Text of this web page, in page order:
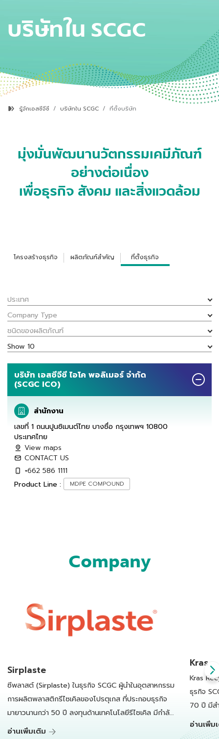
บริษัทในSCGC
รู้จักเอสซีจีซี บริษัทใน SCGC ที่ตั้งบริษัท
มุ่งมั่นพัฒนานวัตกรรมเคมีภัณฑ์
อย่างต่อเนื่อง
เพื่อธุรกิจ สังคม และสิ่งแวดล้อม
โครงสร้างธุรกิจ ผลิตภัณฑ์สำคัญ ที่ตั้งธุรกิจ
ประเทศ
Company Type
ชนิดของผลิตภัณฑ์
Show 10
บริษัท เอสซีจีซี ไอโค พอลิเมอร์ จำกัด
(SCGC ICO)
สำนักงาน
เลขที่ 1 ถนนปูนซิเมนต์ไทย บางซื่อ กรุงเทพฯ 10800
ประเทศไทย
View maps
CONTACT US
+662 586 1111
Product Line :
MDPE COMPOUND
Company
Sirplaste
ซีพลาสต์ (Sirplaste) ในธุรกิจ SCGC ผู้นำในอุตสาหกรรม
การผลิตพลาสติกรีไซเคิลของโปรตุเกส ที่ประกอบธุรกิจ
มายาวนานกว่า 50 ปี ลงทุนด้านเทคโนโลยีรีไซเคิล มีกำลัง
การผลิตเม็ดพลาสติกรีไซเคิลคุณภาพสูงทั้งหมดกว่า
อ่านเพิ่มเติม
Kras
Kras
ธุรกิจ
70 ปี มีส
เนเธอร์
แปรรูป
อ่านเพิ่ม